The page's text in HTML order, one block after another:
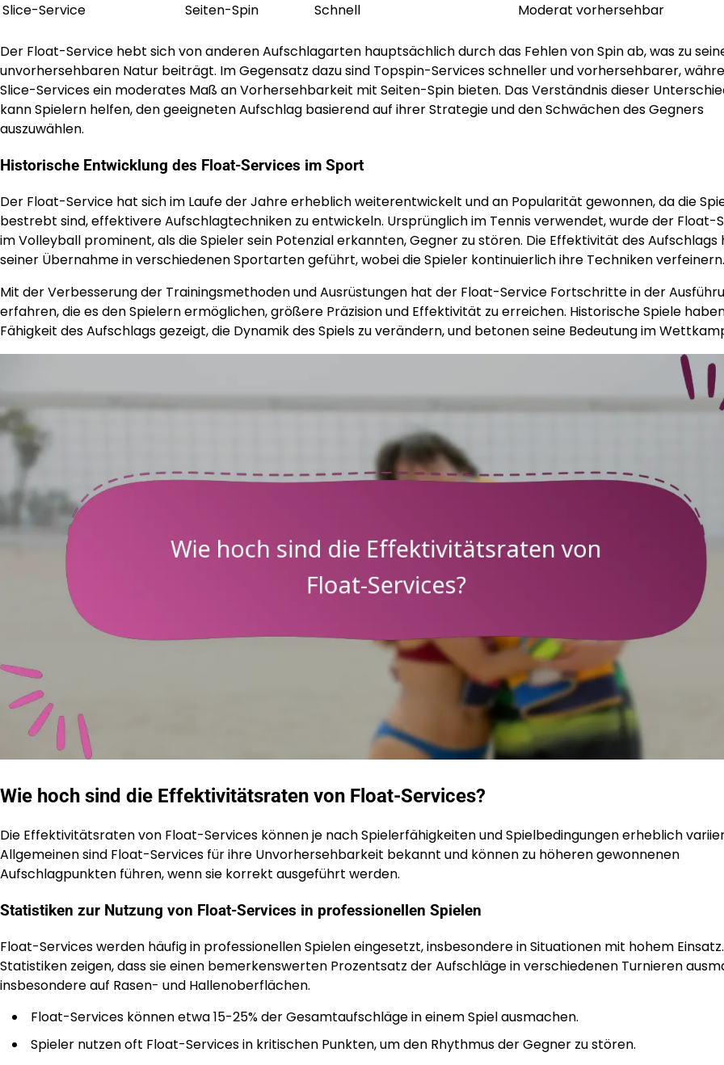
Slice-Service
Seiten-Spin Schnell Moderat vorhersehbar
Der Float-Service hebt sich von anderen Aufschlagarten hauptsächlich durch das Fehlen von Spin ab, was zu
unvorhersehbaren Natur beiträgt. Im Gegensatz dazu sind Topspin-Services schneller und vorhersehbarer,
Slice-Services ein moderates Maß an Vorhersehbarkeit mit Seiten-Spin bieten. Das Verständnis dieser
kann Spielern helfen, den geeigneten Aufschlag basierend auf ihrer Strategie und den Schwächen des Gegners
auszuwählen.
Historische Entwicklung des Float-Services im Sport
Der Float-Service hat sich im Laufe der Jahre erheblich weiterentwickelt und an Popularität gewonnen, da die
bestrebt sind, effektivere Aufschlagtechniken zu entwickeln. Ursprünglich im Tennis verwendet, wurde der Float-
im Volleyball prominent, als die Spieler sein Potenzial erkannten, Gegner zu stören. Die Effektivität des Aufschlags
seiner Übernahme in verschiedenen Sportarten geführt, wobei die Spieler kontinuierlich ihre Techniken verfeinern.
Mit der Verbesserung der Trainingsmethoden und Ausrüstungen hat der Float-Service Fortschritte in der
erfahren, die es den Spielern ermöglichen, größere Präzision und Effektivität zu erreichen. Historische Spiele
Fähigkeit des Aufschlags gezeigt, die Dynamik des Spiels zu verändern, und betonen seine Bedeutung im
Wie hoch sind die Effektivitätsraten von Float-Services?
Die Effektivitätsraten von Float-Services können je nach Spielerfähigkeiten und Spielbedingungen erheblich
Allgemeinen sind Float-Services für ihre Unvorhersehbarkeit bekannt und können zu höheren gewonnenen
Aufschlagpunkten führen, wenn sie korrekt ausgeführt werden.
Statistiken zur Nutzung von Float-Services in professionellen Spielen
Float-Services werden häufig in professionellen Spielen eingesetzt, insbesondere in Situationen mit hohem Einsatz.
Statistiken zeigen, dass sie einen bemerkenswerten Prozentsatz der Aufschläge in verschiedenen Turnieren
insbesondere auf Rasen- und Hallenoberflächen.
Float-Services können etwa 15-25% der Gesamtaufschläge in einem Spiel ausmachen.
Spieler nutzen oft Float-Services in kritischen Punkten, um den Rhythmus der Gegner zu stören.